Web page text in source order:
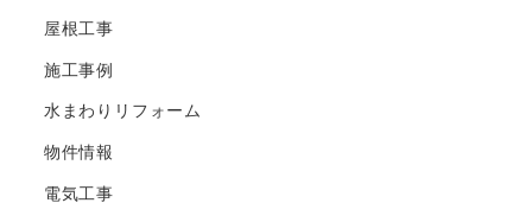
屋根工事
施工事例
水まわりリフォーム
物件情報
電気工事